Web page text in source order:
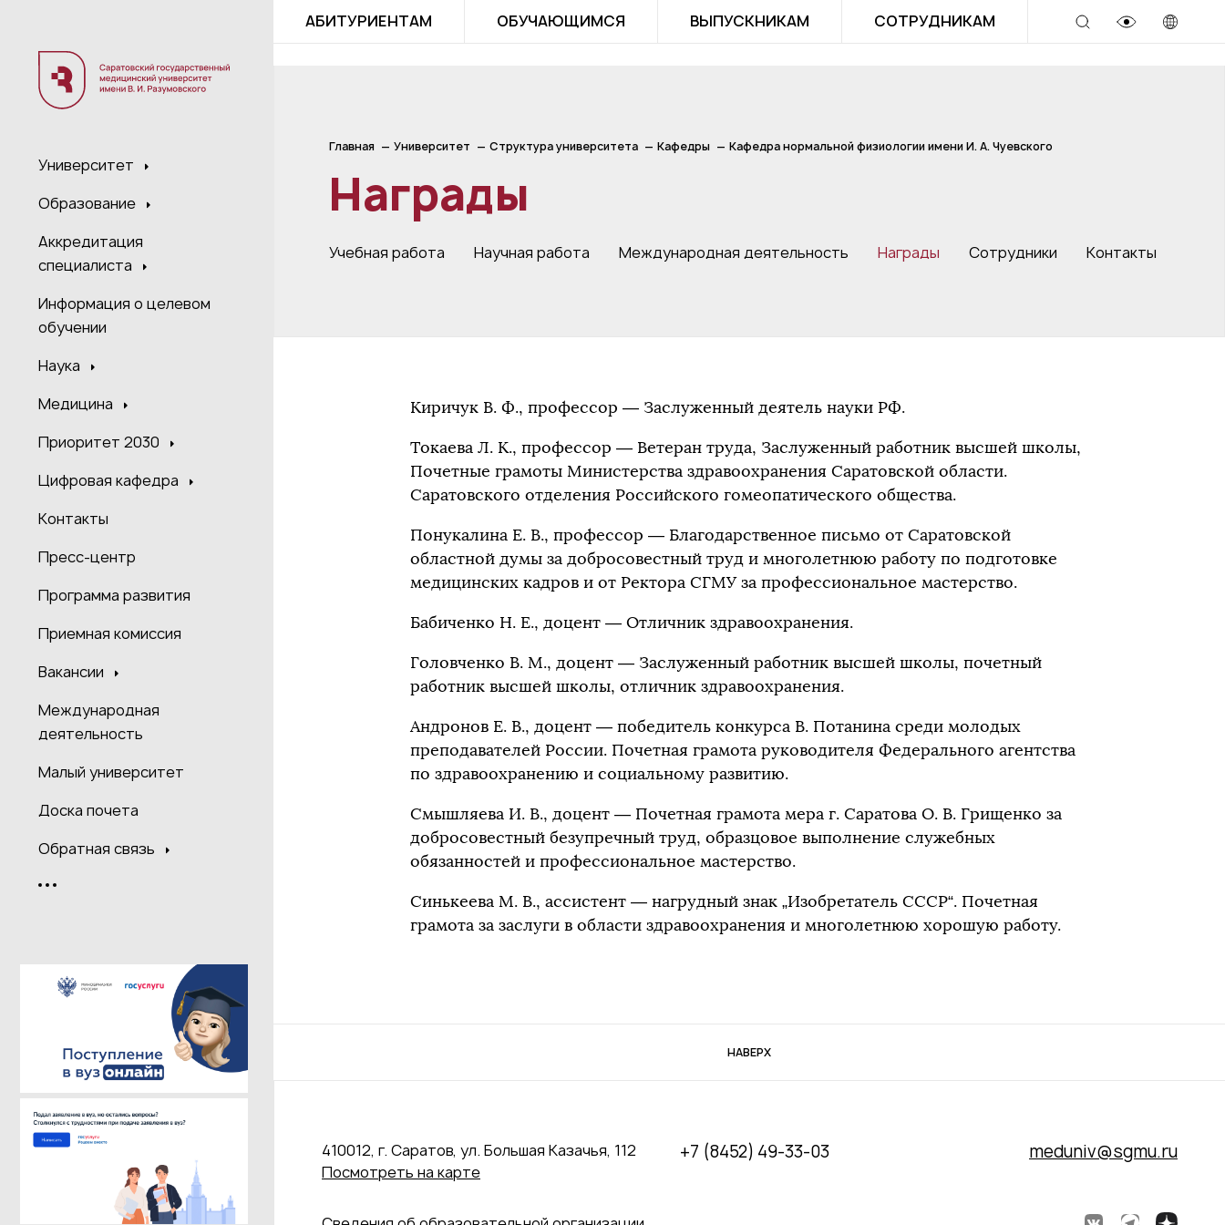
Университет
Образование
Аккредитация
специалиста
Информация о целевом
обучении
Наука
Медицина
Приоритет 2030
Цифровая кафедра
Контакты
Пресс-центр
Программа развития
Приемная комиссия
Вакансии
Международная
деятельность
Малый университет
Доска почета
Обратная связь
АБИТУРИЕНТАМ ОБУЧАЮЩИМСЯ ВЫПУСКНИКАМ СОТРУДНИКАМ
Главная Университет Структура университета Кафедры Кафедра нормальной физиологии имени И. А. Чуевского
Награды
Учебная работа Научная работа Международная деятельность Награды Сотрудники Контакты
Киричук В. Ф., профессор — Заслуженный деятель науки РФ.
Токаева Л. К., профессор — Ветеран труда, Заслуженный работник высшей школы,
Почетные грамоты Министерства здравоохранения Саратовской области.
Саратовского отделения Российского гомеопатического общества.
Понукалина Е. В., профессор — Благодарственное письмо от Саратовской
областной думы за добросовестный труд и многолетнюю работу по подготовке
медицинских кадров и от Ректора СГМУ за профессиональное мастерство.
Бабиченко Н. Е., доцент — Отличник здравоохранения.
Головченко В. М., доцент — Заслуженный работник высшей школы, почетный
работник высшей школы, отличник здравоохранения.
Андронов Е. В., доцент — победитель конкурса В. Потанина среди молодых
преподавателей России. Почетная грамота руководителя Федерального агентства
по здравоохранению и социальному развитию.
Смышляева И. В., доцент — Почетная грамота мера г. Саратова О. В. Грищенко за
добросовестный безупречный труд, образцовое выполнение служебных
обязанностей и профессиональное мастерство.
Синькеева М. В., ассистент — нагрудный знак „Изобретатель СССР“. Почетная
грамота за заслуги в области здравоохранения и многолетнюю хорошую работу.
НАВЕРХ
410012, г. Саратов, ул. Большая Казачья, 112
Посмотреть на карте
+7 (8452) 49-33-03 meduniv@sgmu.ru